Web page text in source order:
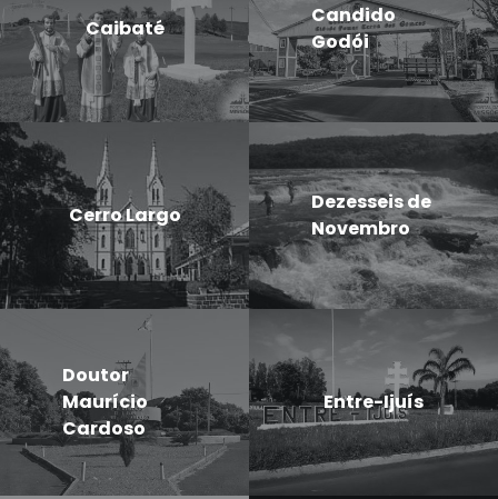
Caibaté
Candido
Godói
Cerro Largo
Dezesseis de
Novembro
Doutor
Maurício
Cardoso
Entre-Ijuís